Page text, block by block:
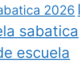
2026
sabatica
escuela